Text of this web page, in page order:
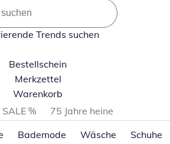
Trends suchen
Bestellschein
Merkzettel
Warenkorb
SALE %
75 Jahre heine
Bademode Wäsche Schuhe